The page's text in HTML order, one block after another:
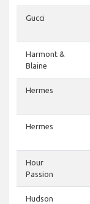
Gucci
Harmont &
Blaine
Hermes
Hermes
Hour
Passion
Hudson